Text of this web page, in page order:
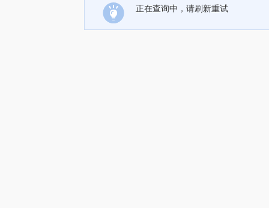
正在查询中，请刷新重试